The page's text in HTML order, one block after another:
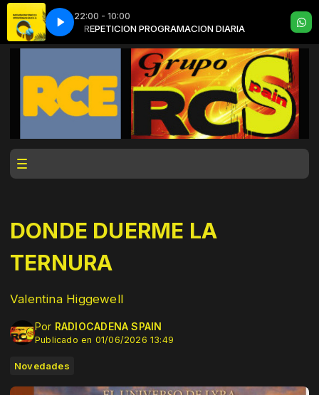
22:00 - 10:00
REPETICION PROGRAMACION DIARIA
DONDE DUERME LA
TERNURA
Valentina Higgewell
Por RADIOCADENA SPAIN
Publicado en 01/06/2026 13:49
Novedades